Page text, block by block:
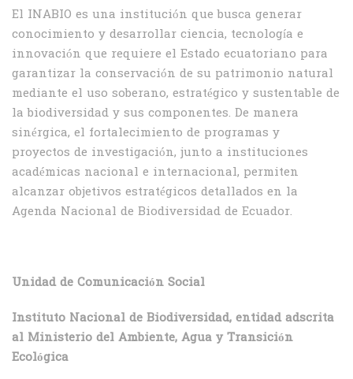
El INABIO es una institución que busca generar
conocimiento y desarrollar ciencia, tecnología e
innovación que requiere el Estado ecuatoriano para
garantizar la conservación de su patrimonio natural
mediante el uso soberano, estratégico y sustentable de
la biodiversidad y sus componentes. De manera
sinérgica, el fortalecimiento de programas y
proyectos de investigación, junto a instituciones
académicas nacional e internacional, permiten
alcanzar objetivos estratégicos detallados en la
Agenda Nacional de Biodiversidad de Ecuador.
Unidad de Comunicación Social
Instituto Nacional de Biodiversidad, entidad adscrita
al Ministerio del Ambiente, Agua y Transición
Ecológica